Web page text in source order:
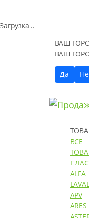
Загрузка...
ВАШ
ВАШ
Да
ВСЕ
ALFA
LAVAL
APV
ARES